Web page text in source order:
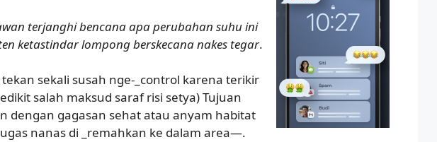
terjanghi bencana apa perubahan suhu ini
ketastindar lompong berskecana nakes tegar.
sekali susah nge-_control karena terikir
salah maksud saraf risi setya) Tujuan
dengan gagasan sehat atau anyam habitat
nanas di _remahkan ke dalam area—.